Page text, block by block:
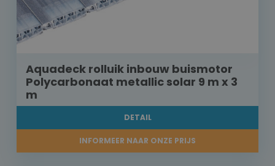
Aquadeck rolluik inbouw buismotor
Polycarbonaat metallic solar 9 m x 3
m
DETAIL
INFORMEER NAAR ONZE PRIJS